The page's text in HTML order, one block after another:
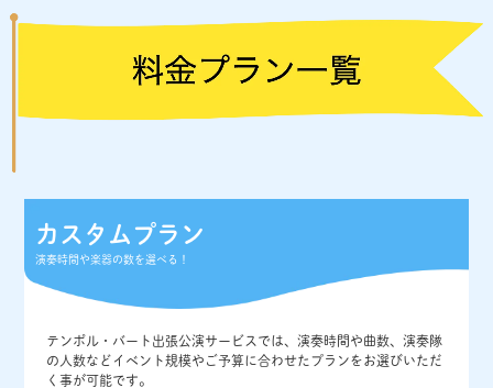
カスタムプラン
演奏時間や楽器の数を選べる！
テンポル・バート出張公演サービスでは、演奏時間や曲数、演奏隊
の人数などイベント規模やご予算に合わせたプランをお選びいただ
く事が可能です。